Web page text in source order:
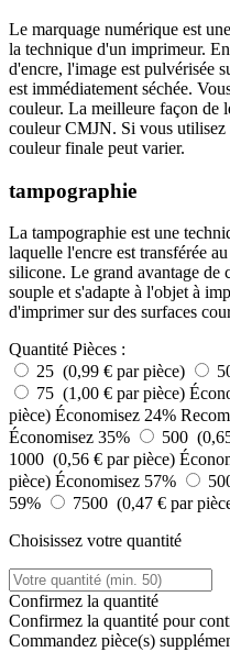
Le marquage numérique est
la technique d'un imprimeur.
d'encre, l'image est pulvérisée
est immédiatement séchée.
couleur. La meilleure façon de
couleur CMJN. Si vous utilisez
couleur finale peut varier.
tampographie
La tampographie est une
laquelle l'encre est transférée
silicone. Le grand avantage de
souple et s'adapte à l'objet à
d'imprimer sur des surfaces
Quantité Pièces :
25 (0,99 € par pièce)
75 (1,00 € par pièce)
pièce) Économisez 24%
Économisez 35%
500
1000 (0,56 € par pièce)
pièce) Économisez 57%
59%
7500 (0,47 € par
Choisissez votre quantité
Confirmez la quantité
Confirmez la quantité pour
Commandez pièce(s)